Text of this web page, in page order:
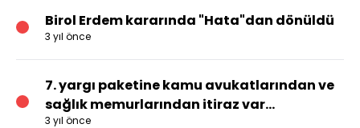
Birol Erdem kararında "Hata"dan dönüldü
3 yıl önce
7. yargı paketine kamu avukatlarından ve
sağlık memurlarından itiraz var...
3 yıl önce